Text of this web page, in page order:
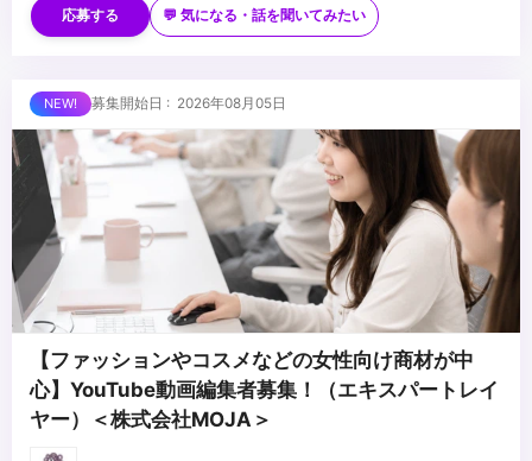
※応募時は、ポートフォリオor制作物のURLのご提出をお願いしま
す
外とさせていただきます
・PhotoshopやIllustratorを用いたデザイン経験がある方
・AfterEffectsの使用経験がある方
■求める人物像
・自ら仕事を取りに行き、プロフェッショナルとして成長する意欲
のある方
・責任感のある方
・周りのメンバーと協調・協業ができる方
応募する 💬 気になる・話を聞いてみたい
募集開始日 : 2026年08月05日
【ファッションやコスメなどの女性向け商材が中
心】YouTube動画編集者募集！（エキスパートレイ
ヤー）＜株式会社MOJA＞